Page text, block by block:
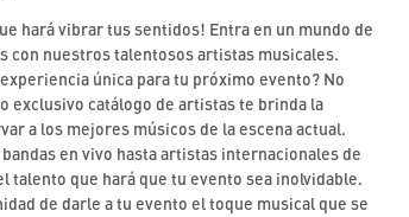
hará vibrar tus sentidos! Entra en un mundo de
con nuestros talentosos artistas musicales.
única para tu próximo evento? No
exclusivo catálogo de artistas te brinda la
a los mejores músicos de la escena actual.
en vivo hasta artistas internacionales de
talento que hará que tu evento sea inolvidable.
de darle a tu evento el toque musical que se